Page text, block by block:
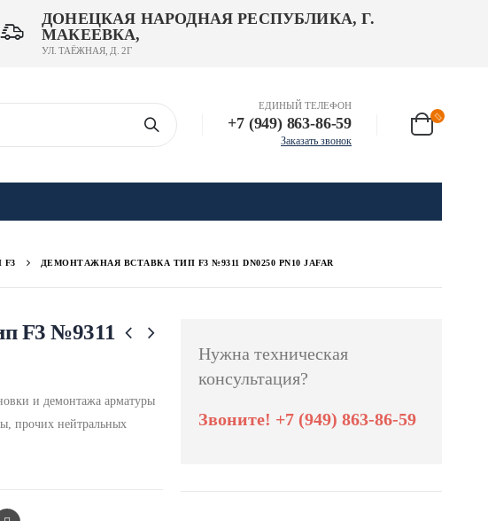
ДОНЕЦКАЯ НАРОДНАЯ РЕСПУБЛИКА, Г.
МАКЕЕВКА,
УЛ. ТАЁЖНАЯ, Д. 2Г
ЕДИНЫЙ ТЕЛЕФОН
+7 (949) 863-86-59
Заказать звонок
ДЕМОНТАЖНАЯ ВСТАВКА ТИП F3 №9311 DN0250 PN10 JAFAR
F3 №9311
и демонтажа арматуры
прочих нейтральных
Нужна техническая
консультация?
Звоните! +7 (949) 863-86-59